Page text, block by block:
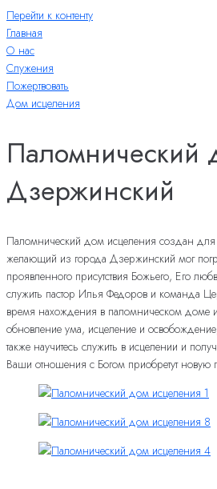
Перейти к контенту
Главная
О нас
Служения
Пожертвовать
Дом исцеления
Паломнический
Дзержинский
Паломнический дом исцеления создан для
желающий из города Дзержинский мог
проявленного присутствия Божьего, Его
служить пастор Илья Федоров и команда
время нахождения в паломническом доме
обновление ума, исцеление и освобождение,
также научитесь служить в исцелении и
Ваши отношения с Богом приобретут новую